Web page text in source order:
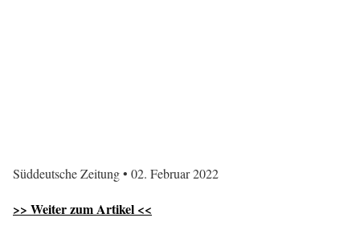
Süddeutsche Zeitung • 02. Februar 2022
>> Weiter zum Artikel <<